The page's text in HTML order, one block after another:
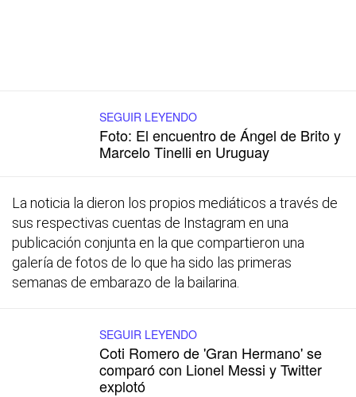
SEGUIR LEYENDO
Foto: El encuentro de Ángel de Brito y
Marcelo Tinelli en Uruguay
La noticia la dieron los propios mediáticos a través de
sus respectivas cuentas de Instagram en una
publicación conjunta en la que compartieron una
galería de fotos de lo que ha sido las primeras
semanas de embarazo de la bailarina.
SEGUIR LEYENDO
Coti Romero de 'Gran Hermano' se
comparó con Lionel Messi y Twitter
explotó